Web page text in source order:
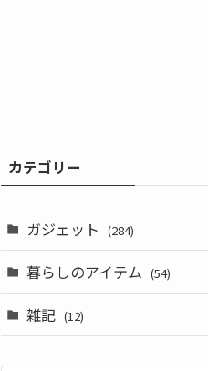
カテゴリー
ガジェット (284)
(3)
暮らしのアイテム (54)
(9)
雑記 (12)